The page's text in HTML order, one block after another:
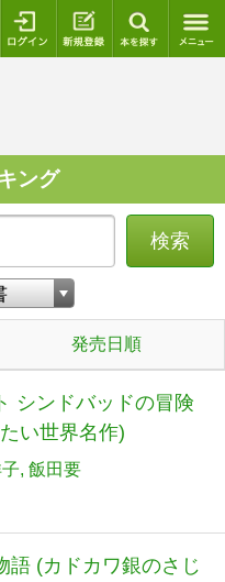
ログイン 新規登録
ング
検索
発売日順
シンドバッドの冒険
い世界名作)
飯田要
語 (カドカワ銀のさじ